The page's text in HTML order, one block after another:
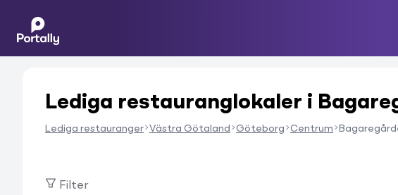
Lediga restauranglokaler i
Lediga restauranger Västra Götaland Göteborg Centrum
Filter